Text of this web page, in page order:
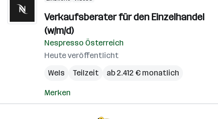
Verkaufsberater für den Einzelhandel
(w/m/d)
Nespresso Österreich
Heute veröffentlicht
Wels
Teilzeit ab 2.412 € monatlich
Merken